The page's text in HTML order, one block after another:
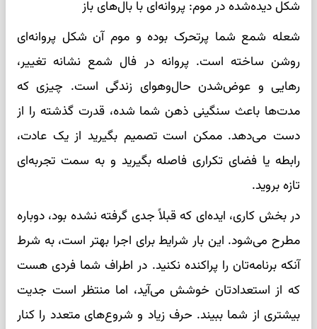
شکل دیده‌شده در موم: پروانه‌ای با بال‌های باز
شعله شمع شما پرتحرک بوده و موم آن شکل پروانه‌ای
روشن ساخته است. پروانه در فال شمع نشانه تغییر،
رهایی و عوض‌شدن حال‌وهوای زندگی است. چیزی که
مدت‌ها باعث سنگینی ذهن شما شده، قدرت گذشته را از
دست می‌دهد. ممکن است تصمیم بگیرید از یک عادت،
رابطه یا فضای تکراری فاصله بگیرید و به سمت تجربه‌ای
تازه بروید.
در بخش کاری، ایده‌ای که قبلاً جدی گرفته نشده بود، دوباره
مطرح می‌شود. این بار شرایط برای اجرا بهتر است، به شرط
آنکه برنامه‌تان را پراکنده نکنید. در اطراف شما فردی هست
که از استعدادتان خوشش می‌آید، اما منتظر است جدیت
بیشتری از شما ببیند. حرف زیاد و شروع‌های متعدد را کنار